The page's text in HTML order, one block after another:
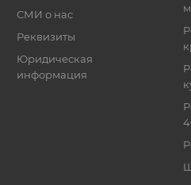
СМИ о нас
Реквизиты
Юридическая
информация